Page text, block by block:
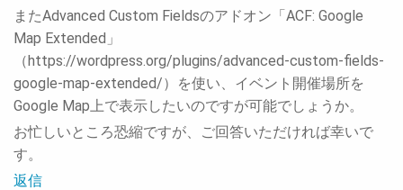
またAdvanced Custom Fieldsのアドオン「ACF: Google
Map Extended」
（https://wordpress.org/plugins/advanced-custom-fields-
google-map-extended/）を使い、イベント開催場所を
Google Map上で表示したいのですが可能でしょうか。
お忙しいところ恐縮ですが、ご回答いただければ幸いで
す。
返信